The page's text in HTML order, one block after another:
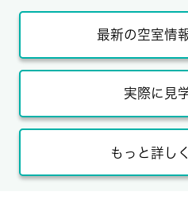
最新の空室情
実際に見
もっと詳し